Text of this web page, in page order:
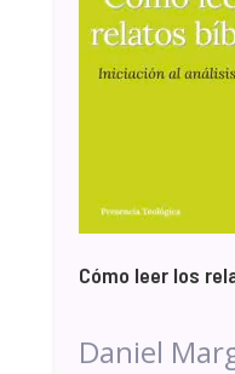
Cómo leer los
Daniel